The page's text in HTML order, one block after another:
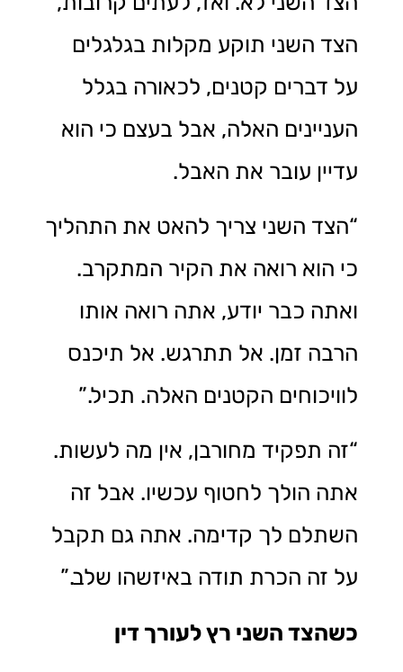
הצד השני תוקע מקלות בגלגלים
על דברים קטנים, לכאורה בגלל
העניינים האלה, אבל בעצם כי הוא
עדיין עובר את האבל.
“הצד השני צריך להאט את התהליך
כי הוא רואה את הקיר המתקרב.
ואתה כבר יודע, אתה רואה אותו
הרבה זמן. אל תתרגש. אל תיכנס
לוויכוחים הקטנים האלה. תכיל.”
“זה תפקיד מחורבן, אין מה לעשות.
אתה הולך לחטוף עכשיו. אבל זה
השתלם לך קדימה. אתה גם תקבל
על זה הכרת תודה באיזשהו שלב.”
כשהצד השני רץ לעורך דין